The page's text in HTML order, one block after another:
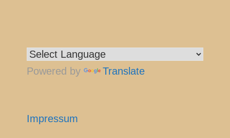
Powered by Translate
Impressum